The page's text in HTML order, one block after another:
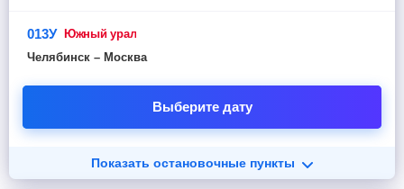
013У
южный урал
Челябинск – Москва
Выберите дату
Показать остановочные пункты